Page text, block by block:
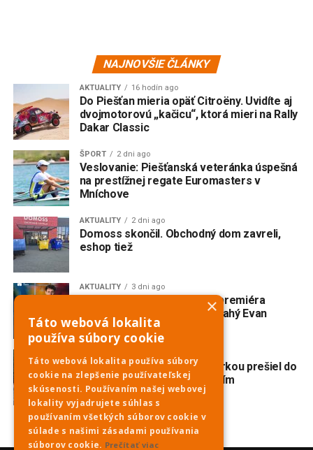
NAJNOVŠIE ČLÁNKY
AKTUALITY 16 hodín ago
Do Piešťan mieria opäť Citroëny. Uvidíte aj
dvojmotorovú „kačicu“, ktorá mieri na Rally
Dakar Classic
ŠPORT 2 dni ago
Veslovanie: Piešťanská veteránka úspešná
na prestížnej regate Euromasters v
Mníchove
AKTUALITY 2 dni ago
Domoss skončil. Obchodný dom zavreli,
eshop tiež
AKTUALITY 3 dni ago
V Trnave vzniká slovenská premiéra
broadwayského muzikálu Drahý Evan
Hansen
Nehoda na Havrane: S motorkou prešiel do
protismeru a zrazil sa s ďalším
motocyklom
×
Táto webová lokalita
používa súbory cookie
Táto webová lokalita používa súbory
cookie na zlepšenie používateľskej
skúsenosti. Používaním našej webovej
lokality vyjadrujete súhlas s
používaním všetkých súborov cookie v
súlade s našimi zásadami používania
súborov cookie. Prečítať viac